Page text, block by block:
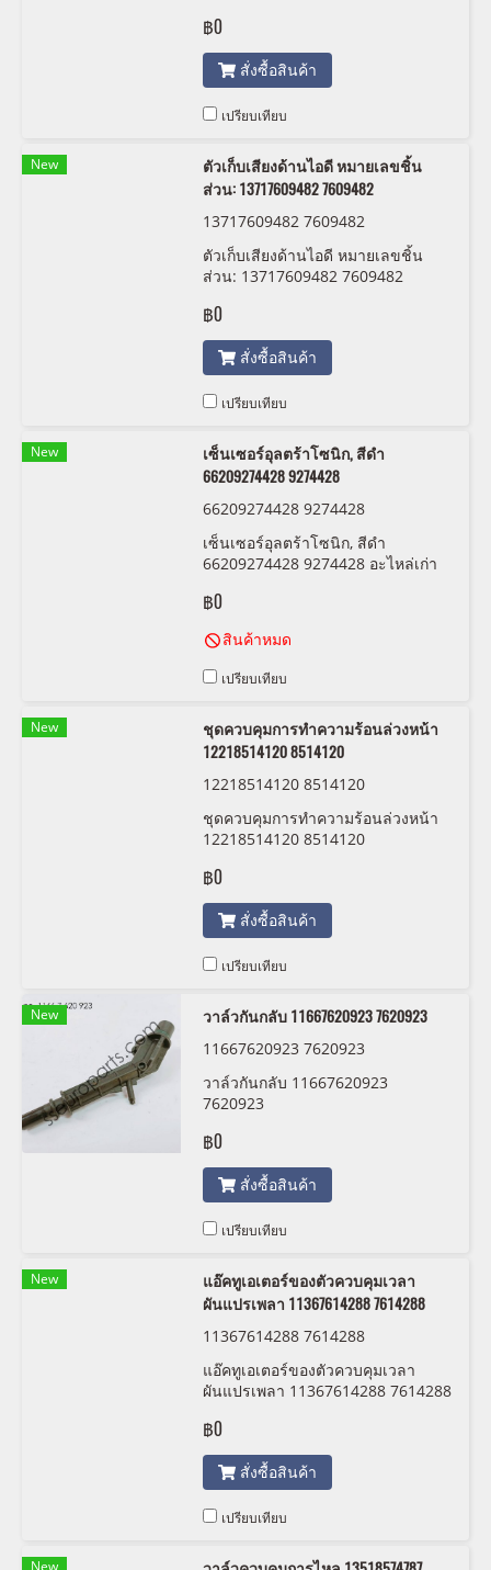
฿0
สั่งซื้อสินค้า
เปรียบเทียบ
New
ตัวเก็บเสียงด้านไอดี หมายเลขชิ้น
ส่วน: 13717609482 7609482
13717609482 7609482
ตัวเก็บเสียงด้านไอดี หมายเลขชิ้น
ส่วน: 13717609482 7609482
฿0
สั่งซื้อสินค้า
เปรียบเทียบ
New
เซ็นเซอร์อุลตร้าโซนิก, สีดำ
66209274428 9274428
66209274428 9274428
เซ็นเซอร์อุลตร้าโซนิก, สีดำ
66209274428 9274428 อะไหล่เก่า
สภาพสวยพร้อมใช้งาน
฿0
สินค้าหมด
เปรียบเทียบ
New
ชุดควบคุมการทำความร้อนล่วงหน้า
12218514120 8514120
12218514120 8514120
ชุดควบคุมการทำความร้อนล่วงหน้า
12218514120 8514120
฿0
สั่งซื้อสินค้า
เปรียบเทียบ
New
วาล์วกันกลับ 11667620923 7620923
11667620923 7620923
วาล์วกันกลับ 11667620923
7620923
฿0
สั่งซื้อสินค้า
เปรียบเทียบ
New
แอ๊คทูเอเตอร์ของตัวควบคุมเวลา
ผันแปรเพลา 11367614288 7614288
11367614288 7614288
แอ๊คทูเอเตอร์ของตัวควบคุมเวลา
ผันแปรเพลา 11367614288 7614288
฿0
สั่งซื้อสินค้า
เปรียบเทียบ
New